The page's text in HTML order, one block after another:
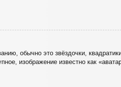
обычно это звёздочки,
изображение известно как